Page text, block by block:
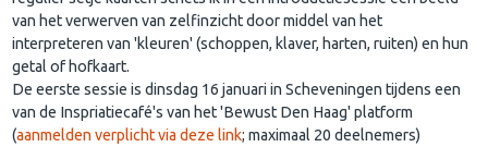
van het verwerven van zelfinzicht door middel van het
interpreteren van 'kleuren' (schoppen, klaver, harten, ruiten) en hun
getal of hofkaart.
De eerste sessie is dinsdag 16 januari in Scheveningen tijdens een
van de Inspriatiecafé's van het 'Bewust Den Haag' platform
(aanmelden verplicht via deze link; maximaal 20 deelnemers)